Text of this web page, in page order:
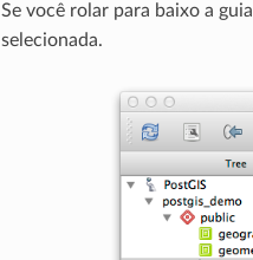
Se você rolar para baixo a guia
selecionada.